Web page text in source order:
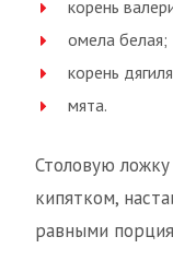
корень
омела белая;
корень
мята.
Столовую
кипятком,
равными